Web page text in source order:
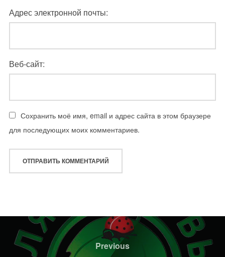
Адрес электронной почты:
Веб-сайт:
Сохранить моё имя, email и адрес сайта в этом браузере
для последующих моих комментариев.
Навигация
по
Previous
Previous